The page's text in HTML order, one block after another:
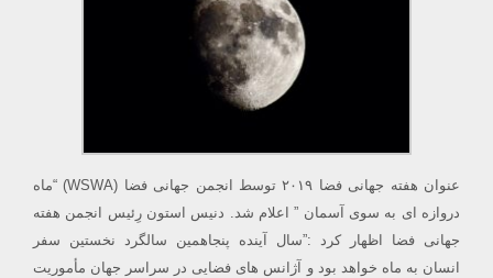
عنوان هفته جهانی فضا ۲۰۱۹ توسط انجمن جهانی فضا (WSWA) “ماه
دروازه ای به سوی آسمان ” اعلام شد. دنیس استون رِئیس انجمن هفته
جهانی فضا اظهار کرد :”سال آینده پنجاهمین سالگرد نخستین سفر
انسان به ماه خواهد بود و آژانس های فضایی در سراسر جهان مأموریت